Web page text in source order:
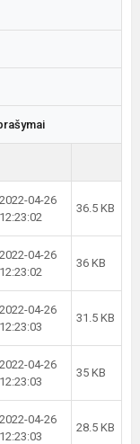
2022-04-26
12:23:02
36.5 KB
2022-04-26
12:23:02
36 KB
2022-04-26
12:23:03
31.5 KB
2022-04-26
12:23:03
35 KB
2022-04-26
12:23:03
28.5 KB